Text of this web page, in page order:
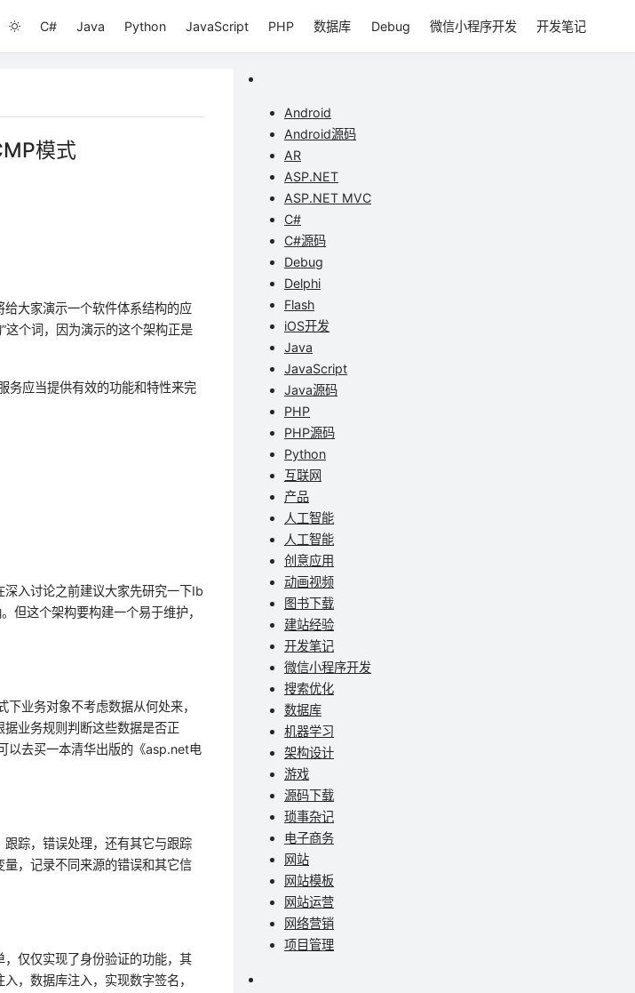
C# Java Python JavaScript PHP 数据库 Debug 微信小程序开发 开发笔记
模式
给大家演示一个软件体系结构的应
这个词，因为演示的这个架构正是
务应当提供有效的功能和特性来完
入讨论之前建议大家先研究一下Ib
但这个架构要构建一个易于维护，
下业务对象不考虑数据从何处来，
业务规则判断这些数据是否正
以去买一本清华出版的《asp.net电
踪，错误处理，还有其它与跟踪
，记录不同来源的错误和其它信
仅仅实现了身份验证的功能，其
，数据库注入，实现数字签名，
Android
Android源码
AR
ASP.NET
ASP.NET MVC
C#
C#源码
Debug
Delphi
Flash
iOS开发
Java
JavaScript
Java源码
PHP
PHP源码
Python
互联网
产品
人工智能
人工智能
创意应用
动画视频
图书下载
建站经验
开发笔记
微信小程序开发
搜索优化
数据库
机器学习
架构设计
游戏
源码下载
琐事杂记
电子商务
网站
网站模板
网站运营
网络营销
项目管理